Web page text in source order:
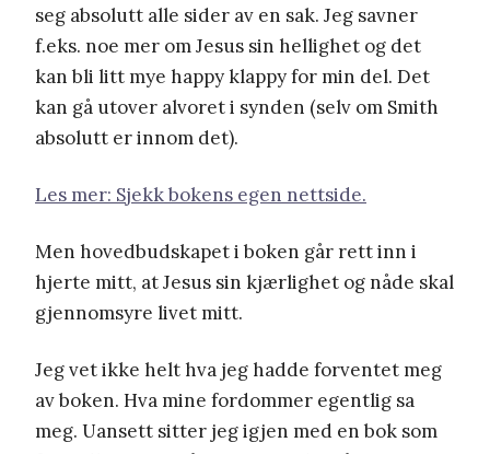
seg absolutt alle sider av en sak. Jeg savner
f.eks. noe mer om Jesus sin hellighet og det
kan bli litt mye happy klappy for min del. Det
kan gå utover alvoret i synden (selv om Smith
absolutt er innom det).
Les mer: Sjekk bokens egen nettside.
Men hovedbudskapet i boken går rett inn i
hjerte mitt, at Jesus sin kjærlighet og nåde skal
gjennomsyre livet mitt.
Jeg vet ikke helt hva jeg hadde forventet meg
av boken. Hva mine fordommer egentlig sa
meg. Uansett sitter jeg igjen med en bok som